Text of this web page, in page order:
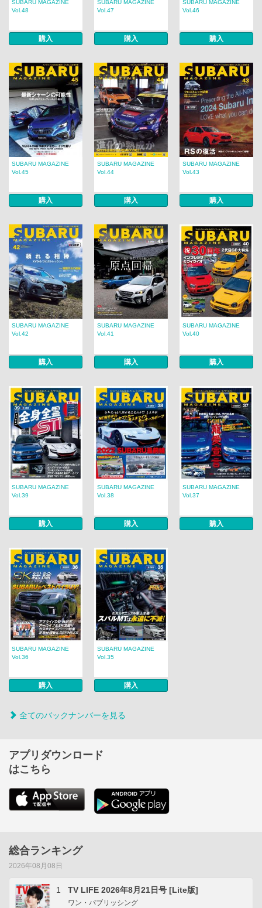
SUBARU MAGAZINE
Vol.48
購入
SUBARU MAGAZINE
Vol.47
購入
SUBARU MAGAZINE
Vol.46
購入
SUBARU MAGAZINE
Vol.45
購入
SUBARU MAGAZINE
Vol.44
購入
SUBARU MAGAZINE
Vol.43
購入
SUBARU MAGAZINE
Vol.42
購入
SUBARU MAGAZINE
Vol.41
購入
SUBARU MAGAZINE
Vol.40
購入
SUBARU MAGAZINE
Vol.39
購入
SUBARU MAGAZINE
Vol.38
購入
SUBARU MAGAZINE
Vol.37
購入
SUBARU MAGAZINE
Vol.36
購入
SUBARU MAGAZINE
Vol.35
購入
全てのバックナンバーを見る
アプリダウンロード
はこちら
総合ランキング
2026年08月08日
1 TV LIFE 2026年8月21日号 [Lite版]
ワン・パブリッシング